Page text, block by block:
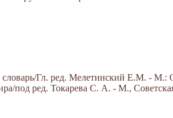
Гл. ред. Мелетинский Е.М. - М.:
под ред. Токарева С. А. - М.,